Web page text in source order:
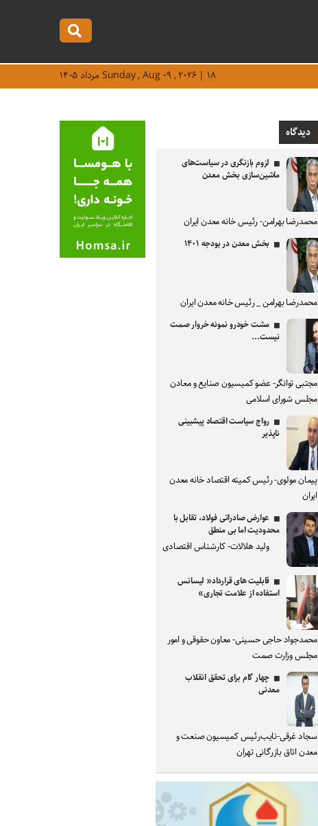
Sunday , Aug ۰۹ , ۲۰۲۶ | ۱۸ مرداد ۱۴۰۵
دیدگاه
لزوم بازنگری در سیاست‌های
ماشین‌سازی بخش معدن
محمدرضا بهرامن- رئیس خانه معدن ایران
بخش معدن در بودجه ۱۴۰۱
محمدرضا بهرامن _ رئیس خانه معدن ایران
مشت خودرو نمونه خروار صمت
نیست...
مجتبی توانگر- عضو کمیسیون صنایع و معادن
مجلس شورای اسلامی
رواج سیاست اقتصاد پیشبینی
ناپذیر
پیمان مولوی- رئیس کمیته اقتصاد خانه معدن
ایران
عوارض صادراتی فولاد، تقابل با
محدودیت اما بی منطق
ولید هلالات- کارشناس اقتصادی
قابلیت های قرارداد« لیسانس
استفاده از علامت تجاری»
محمدجواد حاجی حسینی- معاون حقوقی و امور
مجلس وزارت صمت
چهار گام برای تحقق انقلاب
معدنی
سجاد غرقی-نایب‌رئیس کمیسیون صنعت و
معدن اتاق بازرگانی تهران